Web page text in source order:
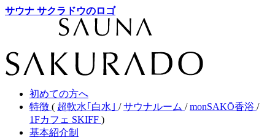
サウナ サクラドウのロゴ
初めての方へ
特徴 ( 超軟水｢白水｣ / サウナルーム / monSAKŌ香浴 /
1Fカフェ SKIFF )
基本紹介制